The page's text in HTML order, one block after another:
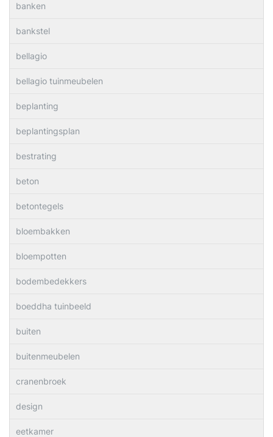
banken
bankstel
bellagio
bellagio tuinmeubelen
beplanting
beplantingsplan
bestrating
beton
betontegels
bloembakken
bloempotten
bodembedekkers
boeddha tuinbeeld
buiten
buitenmeubelen
cranenbroek
design
eetkamer